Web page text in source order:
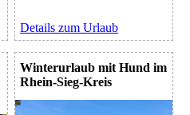
Details zum Urlaub
Winterurlaub mit Hund im
Rhein-Sieg-Kreis